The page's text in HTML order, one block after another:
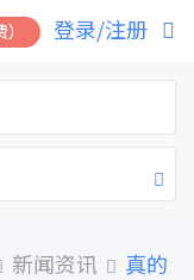
登录/注册
新闻资讯
真的